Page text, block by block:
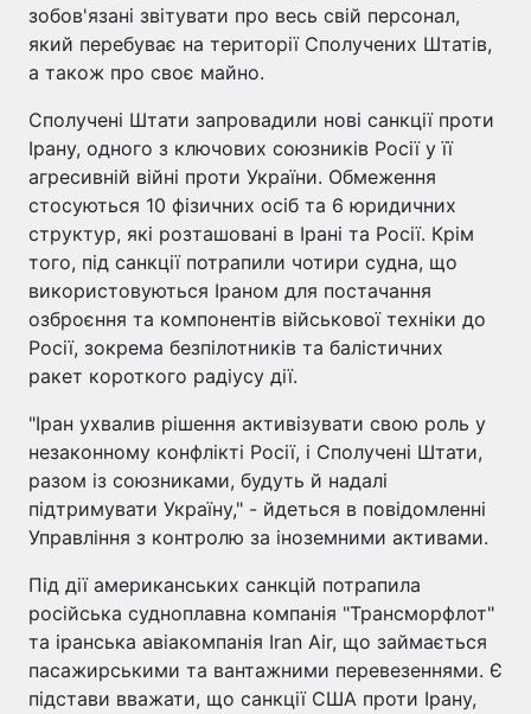
зобов'язані звітувати про весь свій персонал,
який перебуває на території Сполучених Штатів,
а також про своє майно.
Сполучені Штати запровадили нові санкції проти
Ірану, одного з ключових союзників Росії у її
агресивній війні проти України. Обмеження
стосуються 10 фізичних осіб та 6 юридичних
структур, які розташовані в Ірані та Росії. Крім
того, під санкції потрапили чотири судна, що
використовуються Іраном для постачання
озброєння та компонентів військової техніки до
Росії, зокрема безпілотників та балістичних
ракет короткого радіусу дії.
"Іран ухвалив рішення активізувати свою роль у
незаконному конфлікті Росії, і Сполучені Штати,
разом із союзниками, будуть й надалі
підтримувати Україну," - йдеться в повідомленні
Управління з контролю за іноземними активами.
Під дії американських санкцій потрапила
російська судноплавна компанія "Трансморфлот"
та іранська авіакомпанія Iran Air, що займається
пасажирськими та вантажними перевезеннями. Є
підстави вважати, що санкції США проти Ірану,